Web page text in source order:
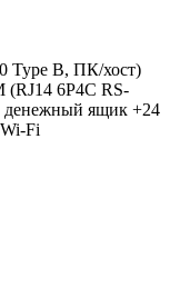
Type B, ПК/хост)
(RJ14 6P4C RS-
денежный ящик +24
Fi